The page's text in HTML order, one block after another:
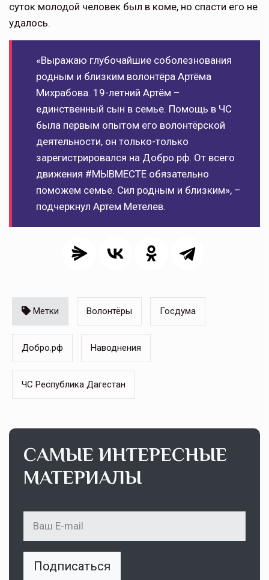
суток молодой человек был в коме, но спасти его не
удалось.
«Выражаю глубочайшие соболезнования
родным и близким волонтёра Артёма
Михрабова. 19-летний Артём –
единственный сын в семье. Помощь в ЧС
была первым опытом его волонтёрской
деятельности, он только-только
зарегистрировался на Добро.рф. От всего
движения #МЫВМЕСТЕ обязательно
поможем семье. Сил родным и близким», –
подчеркнул Артем Метелев.
Метки Волонтёры Госдума
Добро.рф Наводнения
ЧС Республика Дагестан
САМЫЕ ИНТЕРЕСНЫЕ
МАТЕРИАЛЫ
Подписаться